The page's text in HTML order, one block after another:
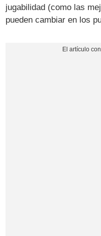
jugabilidad (como las
pueden cambiar en los